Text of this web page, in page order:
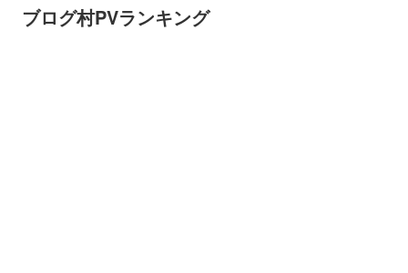
ブログ村PVランキング